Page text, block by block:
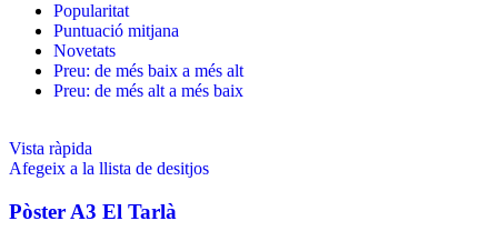
Popularitat
Puntuació mitjana
Novetats
Preu: de més baix a més alt
Preu: de més alt a més baix
Vista ràpida
Afegeix a la llista de desitjos
Pòster A3 El Tarlà